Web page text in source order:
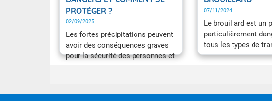
PROTÉGER ?
02/09/2025
Les fortes précipitations peuvent
avoir des conséquences graves
pour la sécurité des personnes et
07/11/2024
Le brouillard est un
particulièrement
tous les types de
routiers,